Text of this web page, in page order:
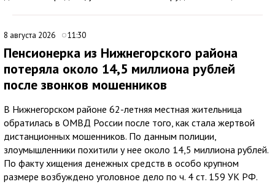
8 августа 2026 11:30
Пенсионерка из Нижнегорского района
потеряла около 14,5 миллиона рублей
после звонков мошенников
В Нижнегорском районе 62-летняя местная жительница
обратилась в ОМВД России после того, как стала жертвой
дистанционных мошенников. По данным полиции,
злоумышленники похитили у нее около 14,5 миллиона рублей.
По факту хищения денежных средств в особо крупном
размере возбуждено уголовное дело по ч. 4 ст. 159 УК РФ.